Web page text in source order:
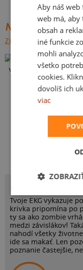
ZOBRAZIŤ VŠETKY
Vlastná potlač
POTLAČ COFFEE
Tvoje EKG vykazuje
krivka pripomína po
ty sa ako zombie
medzi závislákov!
nahodí všetky
ide sa makať. Len
poznanie častejšie,
Aby náš
web má, aby
obsah a
iné funkcie
mohli
všetko
cookies.
dovolíš ich
viac